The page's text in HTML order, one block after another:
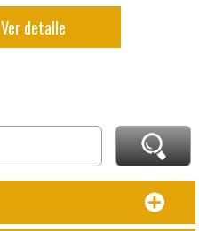
Ver detalle